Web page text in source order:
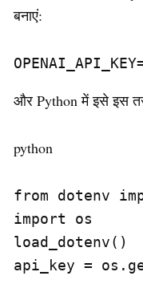
बनाएं:
और Python में इसे इस
python
from dotenv
import os
load_dotenv()
api_key =